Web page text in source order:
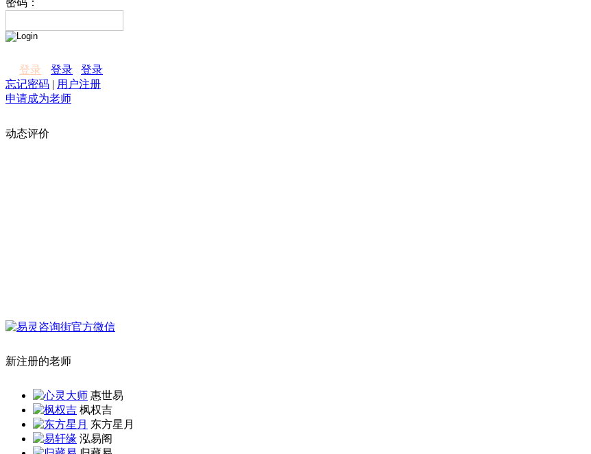
登录 登录
登录
忘记密码 | 用户注册
申请成为老师
动态评价
新注册的老师
惠世易
枫权吉
东方星月
泓易阁